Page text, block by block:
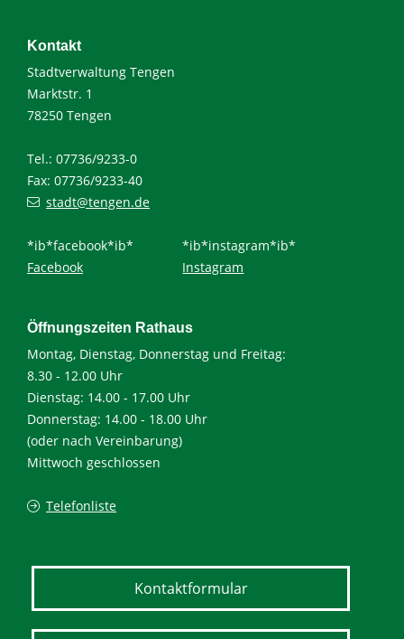
Kontakt
Stadtverwaltung Tengen
Marktstr. 1
78250 Tengen
Tel.: 07736/9233-0
Fax: 07736/9233-40
stadt@tengen.de
*ib*facebook*ib*
Facebook
*ib*instagram*ib*
Instagram
Öffnungszeiten Rathaus
Montag, Dienstag, Donnerstag und Freitag:
8.30 - 12.00 Uhr
Dienstag: 14.00 - 17.00 Uhr
Donnerstag: 14.00 - 18.00 Uhr
(oder nach Vereinbarung)
Mittwoch geschlossen
Telefonliste
Kontaktformular